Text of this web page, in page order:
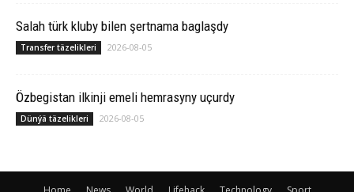
Salah türk kluby bilen şertnama baglaşdy
Transfer täzelikleri 2026-08-05
Özbegistan ilkinji emeli hemrasyny uçurdy
Dünýä täzelikleri 2026-08-05